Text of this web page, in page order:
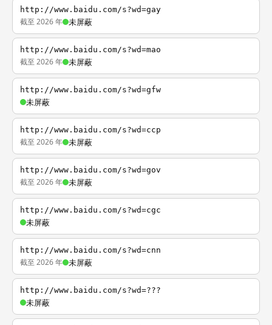
http://www.baidu.com/s?wd=gay
截至 2026 年 未屏蔽
http://www.baidu.com/s?wd=mao
截至 2026 年 未屏蔽
http://www.baidu.com/s?wd=gfw
未屏蔽
http://www.baidu.com/s?wd=ccp
截至 2026 年 未屏蔽
http://www.baidu.com/s?wd=gov
截至 2026 年 未屏蔽
http://www.baidu.com/s?wd=cgc
未屏蔽
http://www.baidu.com/s?wd=cnn
截至 2026 年 未屏蔽
http://www.baidu.com/s?wd=???
未屏蔽